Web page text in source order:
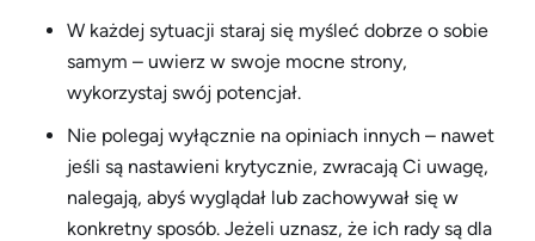
W każdej sytuacji staraj się myśleć dobrze o sobie
samym – uwierz w swoje mocne strony,
wykorzystaj swój potencjał.
Nie polegaj wyłącznie na opiniach innych – nawet
jeśli są nastawieni krytycznie, zwracają Ci uwagę,
nalegają, abyś wyglądał lub zachowywał się w
konkretny sposób. Jeżeli uznasz, że ich rady są dla